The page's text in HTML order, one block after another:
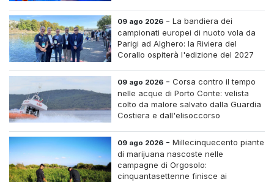
09 ago 2026 -La bandiera dei
campionati europei di nuoto vola da
Parigi ad Alghero: la Riviera del
Corallo ospiterà l'edizione del 2027
09 ago 2026 -Corsa contro il tempo
nelle acque di Porto Conte: velista
colto da malore salvato dalla Guardia
Costiera e dall'elisoccorso
09 ago 2026 -Millecinquecento piante
di marijuana nascoste nelle
campagne di Orgosolo:
cinquantasettenne finisce ai